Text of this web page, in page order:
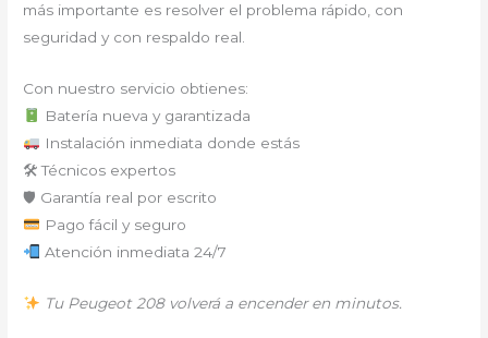
más importante es resolver el problema rápido, con
seguridad y con respaldo real.
Con nuestro servicio obtienes:
Batería nueva y garantizada
Instalación inmediata donde estás
🛠 Técnicos expertos
🛡 Garantía real por escrito
Pago fácil y seguro
Atención inmediata 24/7
Tu Peugeot 208 volverá a encender en minutos.